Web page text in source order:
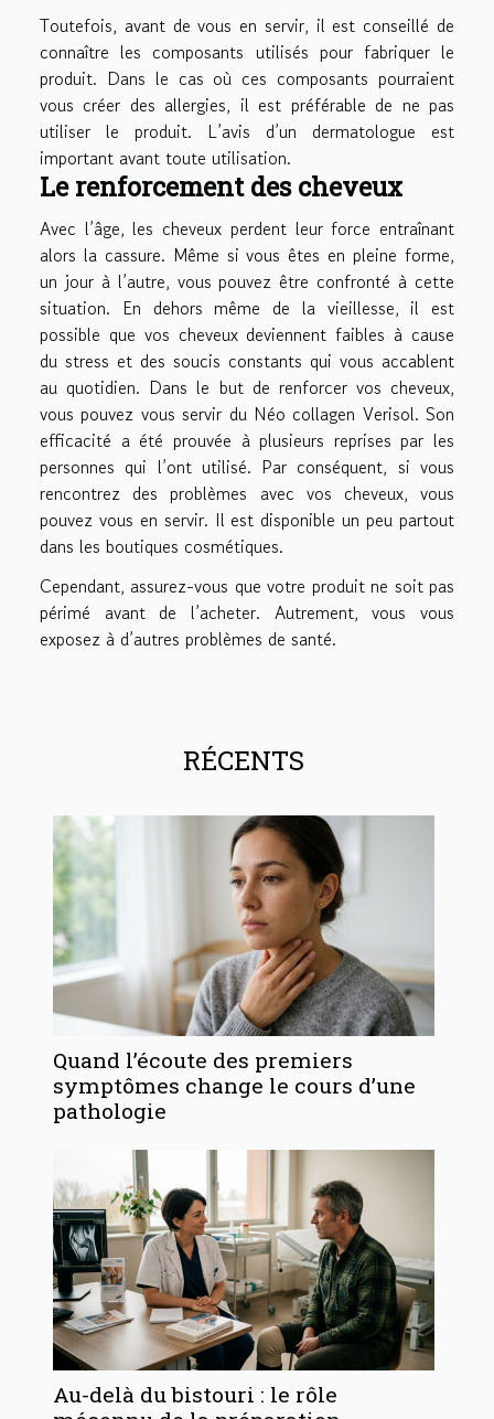
Toutefois, avant de vous en servir, il est conseillé de
connaître les composants utilisés pour fabriquer le
produit. Dans le cas où ces composants pourraient
vous créer des allergies, il est préférable de ne pas
utiliser le produit. L’avis d’un dermatologue est
important avant toute utilisation.
Le renforcement des cheveux
Avec l’âge, les cheveux perdent leur force entraînant
alors la cassure. Même si vous êtes en pleine forme,
un jour à l’autre, vous pouvez être confronté à cette
situation. En dehors même de la vieillesse, il est
possible que vos cheveux deviennent faibles à cause
du stress et des soucis constants qui vous accablent
au quotidien. Dans le but de renforcer vos cheveux,
vous pouvez vous servir du Néo collagen Verisol. Son
efficacité a été prouvée à plusieurs reprises par les
personnes qui l’ont utilisé. Par conséquent, si vous
rencontrez des problèmes avec vos cheveux, vous
pouvez vous en servir. Il est disponible un peu partout
dans les boutiques cosmétiques.
Cependant, assurez-vous que votre produit ne soit pas
périmé avant de l’acheter. Autrement, vous vous
exposez à d’autres problèmes de santé.
RÉCENTS
Quand l’écoute des premiers
symptômes change le cours d’une
pathologie
Au-delà du bistouri : le rôle